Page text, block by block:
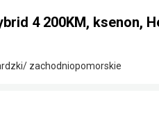
4 200KM, ksenon,
zachodniopomorskie